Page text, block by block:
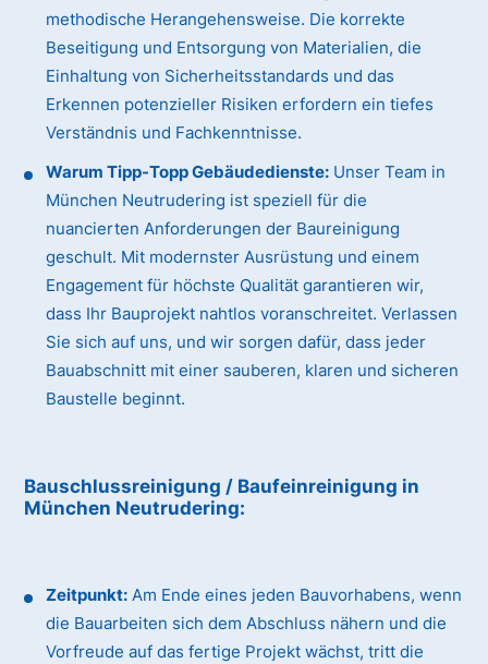
methodische Herangehensweise. Die korrekte
Beseitigung und Entsorgung von Materialien, die
Einhaltung von Sicherheitsstandards und das
Erkennen potenzieller Risiken erfordern ein tiefes
Verständnis und Fachkenntnisse.
Warum Tipp-Topp Gebäudedienste: Unser Team in
München Neutrudering ist speziell für die
nuancierten Anforderungen der Baureinigung
geschult. Mit modernster Ausrüstung und einem
Engagement für höchste Qualität garantieren wir,
dass Ihr Bauprojekt nahtlos voranschreitet. Verlassen
Sie sich auf uns, und wir sorgen dafür, dass jeder
Bauabschnitt mit einer sauberen, klaren und sicheren
Baustelle beginnt.
Bauschlussreinigung / Baufeinreinigung in
München Neutrudering:
Zeitpunkt: Am Ende eines jeden Bauvorhabens, wenn
die Bauarbeiten sich dem Abschluss nähern und die
Vorfreude auf das fertige Projekt wächst, tritt die